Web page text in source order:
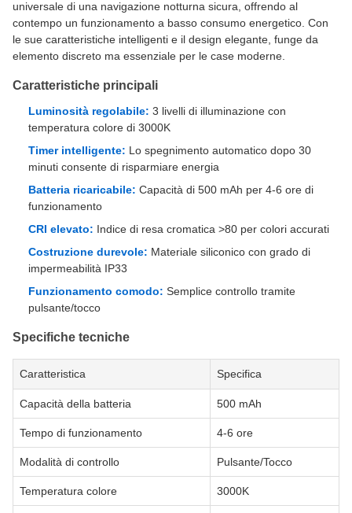
universale di una navigazione notturna sicura, offrendo al
contempo un funzionamento a basso consumo energetico. Con
le sue caratteristiche intelligenti e il design elegante, funge da
elemento discreto ma essenziale per le case moderne.
Caratteristiche principali
Luminosità regolabile: 3 livelli di illuminazione con
temperatura colore di 3000K
Timer intelligente: Lo spegnimento automatico dopo 30
minuti consente di risparmiare energia
Batteria ricaricabile: Capacità di 500 mAh per 4-6 ore di
funzionamento
CRI elevato: Indice di resa cromatica >80 per colori accurati
Costruzione durevole: Materiale siliconico con grado di
impermeabilità IP33
Funzionamento comodo: Semplice controllo tramite
pulsante/tocco
Specifiche tecniche
Caratteristica Specifica
Capacità della batteria 500 mAh
Tempo di funzionamento 4-6 ore
Modalità di controllo Pulsante/Tocco
Temperatura colore 3000K